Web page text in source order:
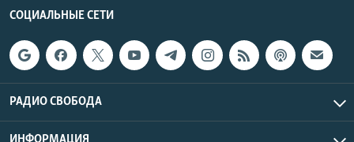
СОЦИАЛЬНЫЕ СЕТИ
РАДИО СВОБОДА